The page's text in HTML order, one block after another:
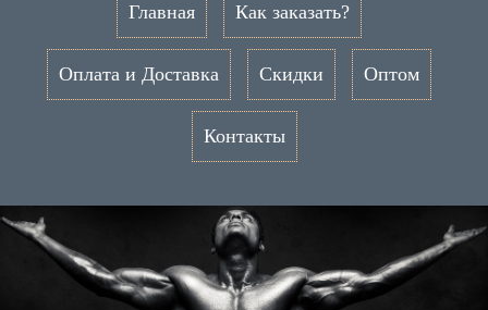
Главная Как заказать?
Оплата и Доставка Скидки Оптом
Контакты